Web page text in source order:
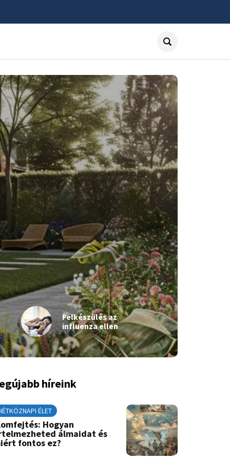
Felkészülés az
influenza ellen
híreink
ÉLET
Hogyan
álmaidat és
fontos ez?